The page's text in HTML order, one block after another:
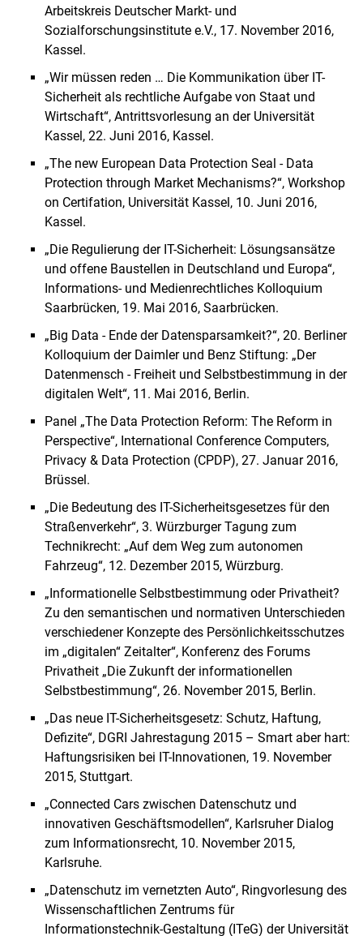
Arbeitskreis Deutscher Markt- und
Sozialforschungsinstitute e.V., 17. November 2016,
Kassel.
„Wir müssen reden … Die Kommunikation über IT-
Sicherheit als rechtliche Aufgabe von Staat und
Wirtschaft“, Antrittsvorlesung an der Universität
Kassel, 22. Juni 2016, Kassel.
„The new European Data Protection Seal - Data
Protection through Market Mechanisms?“, Workshop
on Certifation, Universität Kassel, 10. Juni 2016,
Kassel.
„Die Regulierung der IT-Sicherheit: Lösungsansätze
und offene Baustellen in Deutschland und Europa“,
Informations- und Medienrechtliches Kolloquium
Saarbrücken, 19. Mai 2016, Saarbrücken.
„Big Data - Ende der Datensparsamkeit?“, 20. Berliner
Kolloquium der Daimler und Benz Stiftung: „Der
Datenmensch - Freiheit und Selbstbestimmung in der
digitalen Welt“, 11. Mai 2016, Berlin.
Panel „The Data Protection Reform: The Reform in
Perspective“, International Conference Computers,
Privacy & Data Protection (CPDP), 27. Januar 2016,
Brüssel.
„Die Bedeutung des IT-Sicherheitsgesetzes für den
Straßenverkehr“, 3. Würzburger Tagung zum
Technikrecht: „Auf dem Weg zum autonomen
Fahrzeug“, 12. Dezember 2015, Würzburg.
„Informationelle Selbstbestimmung oder Privatheit?
Zu den semantischen und normativen Unterschieden
verschiedener Konzepte des Persönlichkeitsschutzes
im „digitalen“ Zeitalter“, Konferenz des Forums
Privatheit „Die Zukunft der informationellen
Selbstbestimmung“, 26. November 2015, Berlin.
„Das neue IT-Sicherheitsgesetz: Schutz, Haftung,
Defizite“, DGRI Jahrestagung 2015 – Smart aber hart:
Haftungsrisiken bei IT-Innovationen, 19. November
2015, Stuttgart.
„Connected Cars zwischen Datenschutz und
innovativen Geschäftsmodellen“, Karlsruher Dialog
zum Informationsrecht, 10. November 2015,
Karlsruhe.
„Datenschutz im vernetzten Auto“, Ringvorlesung des
Wissenschaftlichen Zentrums für
Informationstechnik-Gestaltung (ITeG) der Universität